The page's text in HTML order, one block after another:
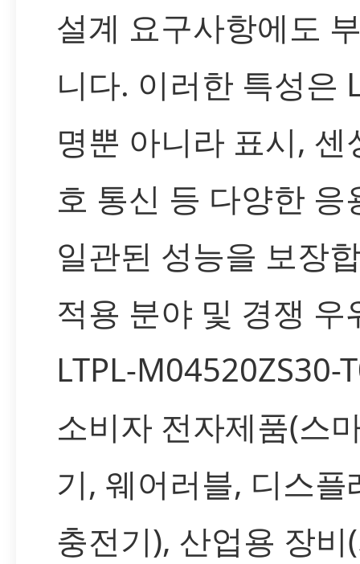
설계 요구사항에도
니다. 이러한 특성은
명뿐 아니라 표시, 센
호 통신 등 다양한 응
일관된 성능을 보장
적용 분야 및 경쟁 우
LTPL-M04520ZS30-
소비자 전자제품(스
기, 웨어러블, 디스플
충전기), 산업용 장비